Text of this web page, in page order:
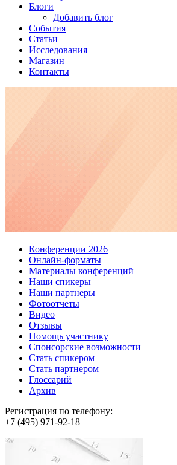
Блоги
Добавить блог
События
Статьи
Исследования
Магазин
Контакты
Конференции 2026
Онлайн-форматы
Материалы конференций
Наши спикеры
Наши партнеры
Фотоотчеты
Видео
Отзывы
Помощь участнику
Спонсорские возможности
Стать спикером
Стать партнером
Глоссарий
Архив
Регистрация по телефону:
+7 (495) 971-92-18